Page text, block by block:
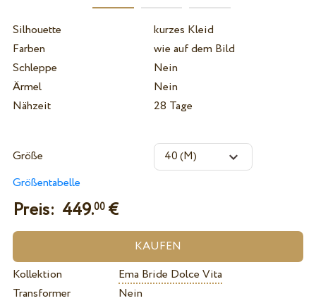
Silhouette
kurzes Kleid
Farben
wie auf dem Bild
Schleppe
Nein
Ärmel
Nein
Nähzeit
28 Tage
Größe
Größentabelle
Preis: 449.00€
Kollektion
Ema Bride Dolce Vita
Transformer
Nein